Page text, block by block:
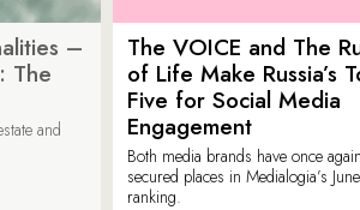
–
The
and
The VOICE and The
of Life Make Russia’s
Five for Social Media
Engagement
Both media brands have once again
secured places in Medialogia’s June
ranking.